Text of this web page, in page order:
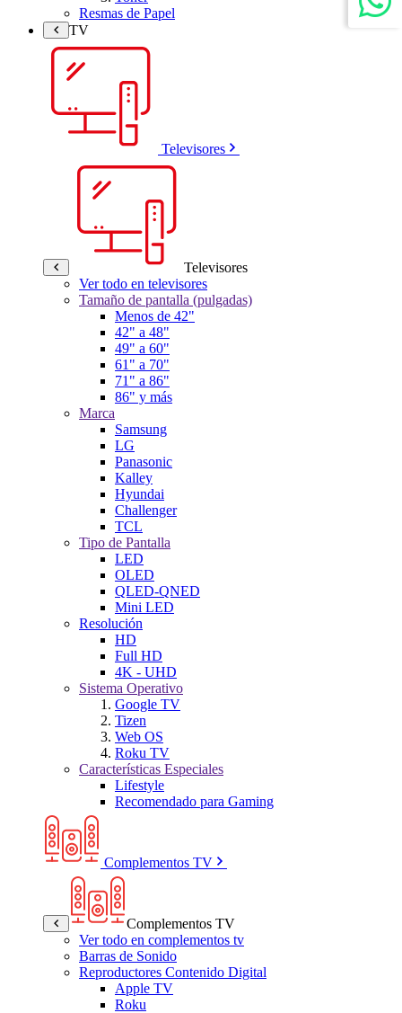
Resmas de Papel
TV
Televisores
Televisores
Ver todo en televisores
Tamaño de pantalla (pulgadas)
Menos de 42"
42" a 48"
49" a 60"
61" a 70"
71" a 86"
86" y más
Marca
Samsung
LG
Panasonic
Kalley
Hyundai
Challenger
TCL
Tipo de Pantalla
LED
OLED
QLED-QNED
Mini LED
Resolución
HD
Full HD
4K - UHD
Sistema Operativo
Google TV
Tizen
Web OS
Roku TV
Características Especiales
Lifestyle
Recomendado para Gaming
Complementos TV
Complementos TV
Ver todo en complementos tv
Barras de Sonido
Reproductores Contenido Digital
Apple TV
Roku